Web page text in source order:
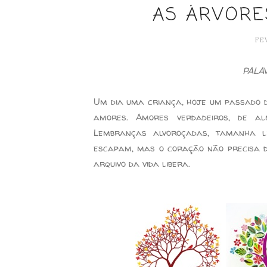
AS
Um dia uma criança, hoje um passado
amores. Amores verdadeiros, de
Lembranças alvoroçadas,
escapam, mas o coração não precisa
arquivo da vida libera.